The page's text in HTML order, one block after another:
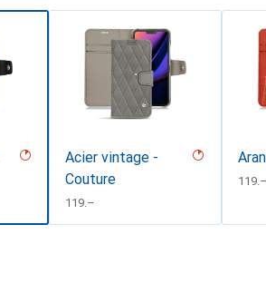
Acier vintage -
Couture
CHF
119.–
CHF